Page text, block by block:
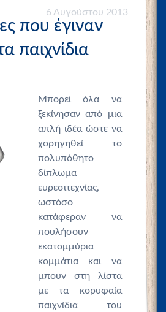
6 Αυγούστου 2013
που έγιναν
παιχνίδια
Μπορεί όλα να
ξεκίνησαν από μια
απλή ιδέα ώστε να
χορηγηθεί το
πολυπόθητο
δίπλωμα
ευρεσιτεχνίας,
ωστόσο
κατάφεραν να
πουλήσουν
εκατομμύρια
κομμάτια και να
μπουν στη λίστα
με τα κορυφαία
παιχνίδια του